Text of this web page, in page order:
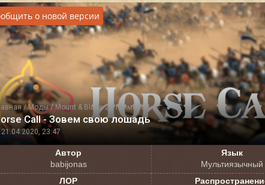
/Моды/Mount & Blade 2 /Геймплей
21.04.2020, 23:47
Call - Зовем свою лошадь
о новой версии
Автор
babijonas
Язык
Мультиязычный
ЛОР